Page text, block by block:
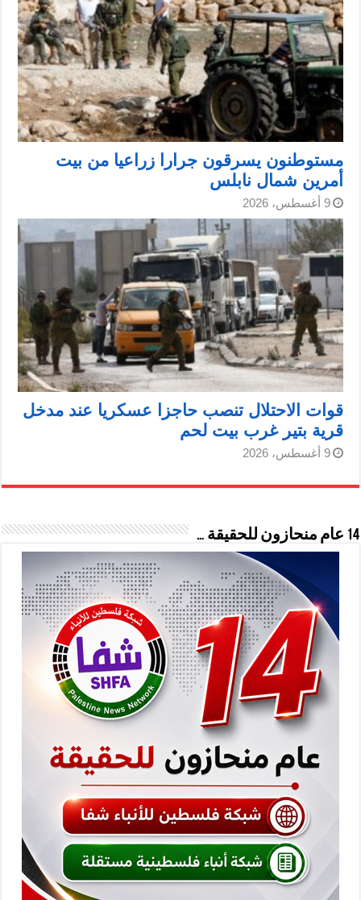
مستوطنون يسرقون جرارا زراعيا من بيت
أمرين شمال نابلس
9 أغسطس، 2026
قوات الاحتلال تنصب حاجزا عسكريا عند مدخل
قرية بتير غرب بيت لحم
9 أغسطس، 2026
14 عام منحازون للحقيقة …